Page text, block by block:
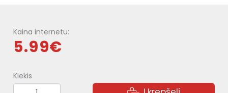
Kaina internetu:
5.99€
Kiekis